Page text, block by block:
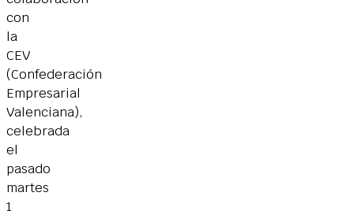
con
la
CEV
(Confederación
Empresarial
Valenciana),
celebrada
el
pasado
martes
1